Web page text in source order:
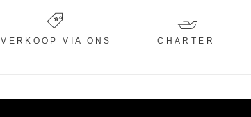
VERKOOP VIA ONS CHARTER